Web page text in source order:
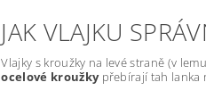
JAK VLAJKU
Vlajky s kroužky na levé straně (v
ocelové kroužkypřebírají tah lanka